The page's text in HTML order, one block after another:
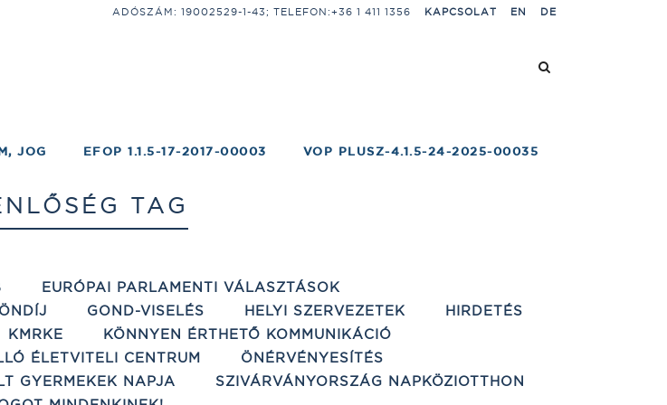
ADÓSZÁM: 19002529-1-43; TELEFON:+36 1 411 1356 KAPCSOLAT EN DE
JOG EFOP 1.1.5-17-2017-00003 VOP PLUSZ-4.1.5-24-2025-00035
TAG
EURÓPAI PARLAMENTI VÁLASZTÁSOK
GOND-VISELÉS HELYI SZERVEZETEK
HIRDETÉS
KMRKE
KÖNNYEN ÉRTHETŐ KOMMUNIKÁCIÓ
ÉLETVITELI CENTRUM
ÖNÉRVÉNYESÍTÉS
GYERMEKEK NAPJA
SZIVÁRVÁNYORSZÁG NAPKÖZIOTTHON